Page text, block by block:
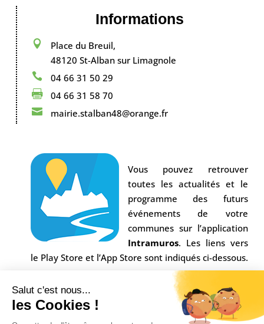
Salut c'est nous...
les Cookies !
Informations

Place du Breuil,
48120 St-Alban sur Limagnole
 04 66 31 50 29
 04 66 31 58 70
 mairie.stalban48@orange.fr
Vous pouvez retrouver
toutes les actualités et le
programme des futurs
événements de votre
communes sur l’application
Intramuros. Les liens vers
le Play Store et l’App Store sont indiqués ci-dessous.